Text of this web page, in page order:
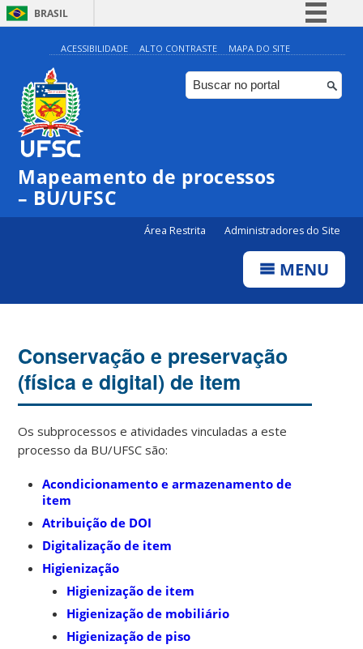
BRASIL
Simplifique!
Comunica BR
Participe
Canais
ACESSIBILIDADE ALTO CONTRASTE MAPA DO SITE
Mapeamento de processos
– BU/UFSC
Área Restrita Administradores do Site
MENU
Conservação e preservação
(física e digital) de item
Os subprocessos e atividades vinculadas a este
processo da BU/UFSC são:
Acondicionamento e armazenamento de
item
Atribuição de DOI
Digitalização de item
Higienização
Higienização de item
Higienização de mobiliário
Higienização de piso